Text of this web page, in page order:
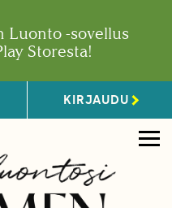
Luonto -sovellus
Storesta!
KIRJAUDU